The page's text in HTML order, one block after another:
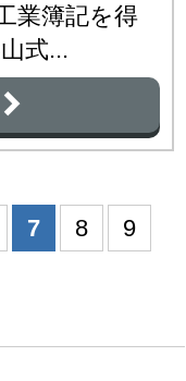
業簿記を得
式...
7 8
9